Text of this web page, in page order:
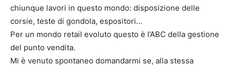
chiunque lavori in questo mondo: disposizione delle
corsie, teste di gondola, espositori…
Per un mondo retail evoluto questo è l’ABC della gestione
del punto vendita.
Mi è venuto spontaneo domandarmi se, alla stessa